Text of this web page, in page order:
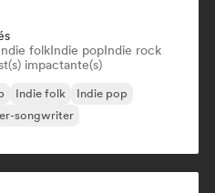
folkIndie popIndie rock
impactante(s)
Indie folk
Indie pop
songwriter